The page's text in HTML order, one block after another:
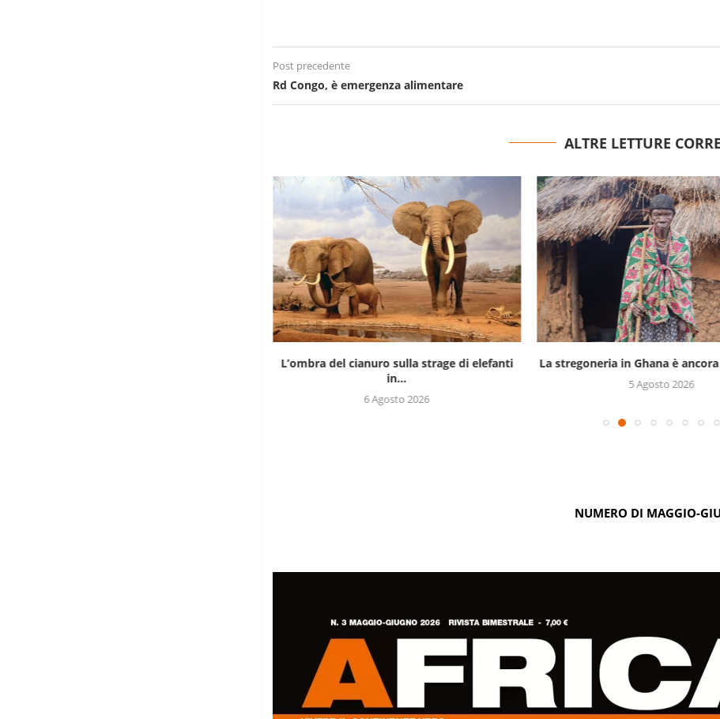
Post precedente
Rd Congo, è emergenza alimentare
ALTRE LETTURE
L’ombra del cianuro sulla strage di elefanti
in...
6 Agosto 2026
La stregoneria in Ghana è
5 Agosto 2026
NUMERO DI MAGGIO-